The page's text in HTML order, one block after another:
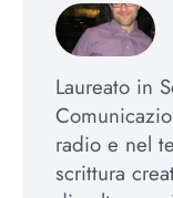
Laureato in
radio e nel
scrittura